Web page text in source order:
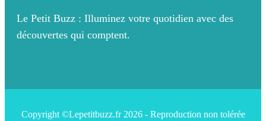
Le Petit Buzz : Illuminez votre quotidien avec des
découvertes qui comptent.
Copyright ©Lepetitbuzz.fr 2026 - Reproduction non tolérée